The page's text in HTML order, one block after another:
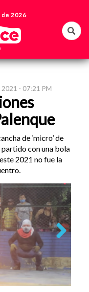
de 2026
- 07:21 PM
de ‘micro’ de
partido con una bola
2021 no fue la
Next